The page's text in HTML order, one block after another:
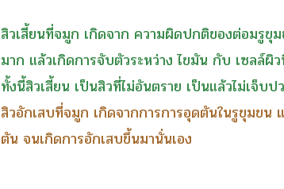
สิวเสี้ยนที่จมูก เกิดจาก ความผิดปกติของต่อมรูขุ
มาก แล้วเกิดการจับตัวระหว่าง ไขมัน กับ เซลล์ผิ
ทั้งนี้สิวเสี้ยน เป็นสิวที่ไม่อันตราย เป็นแล้วไม่เจ็บป
สิวอักเสบที่จมูก เกิดจากการการอุดตันในรูขุมข
ตัน จนเกิดการอักเสบขึ้นมานั่นเอง